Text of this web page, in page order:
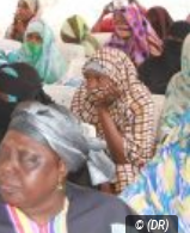
© (DR)